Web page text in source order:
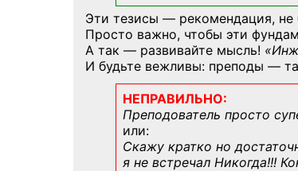
Эти тезисы — рекомендация, не
Просто важно, чтобы эти
А так — развивайте мысль!
И будьте вежливы: преподы —
НЕПРАВИЛЬНО:
Преподователь просто
или:
Скажу кратко но
я не встречал Никогда!!!